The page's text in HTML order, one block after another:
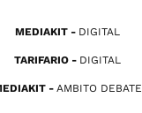
MEDIAKIT DIGITAL
TARIFARIO DIGITAL
AMBITO DEBATE